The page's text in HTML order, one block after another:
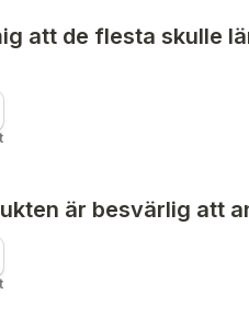
att de flesta skulle
är besvärlig att